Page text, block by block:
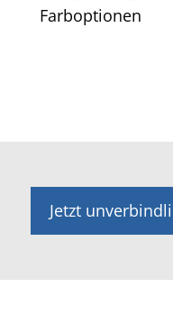
Farboptionen
Jetzt